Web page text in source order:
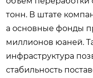
тонн. В штате
а основные фонды
миллионов юаней.
инфраструктура
стабильность